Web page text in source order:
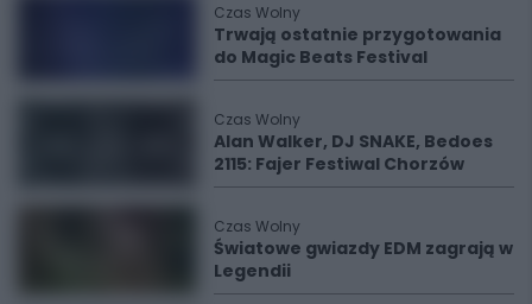
Czas Wolny
Trwają ostatnie przygotowania
do Magic Beats Festival
Czas Wolny
Alan Walker, DJ SNAKE, Bedoes
2115: Fajer Festiwal Chorzów
Czas Wolny
Światowe gwiazdy EDM zagrają w
Legendii